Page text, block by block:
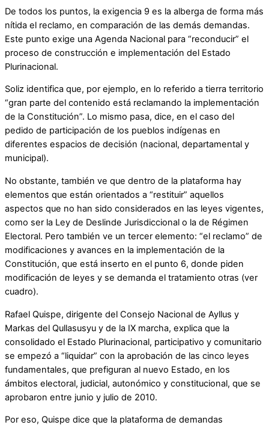
De todos los puntos, la exigencia 9 es la alberga de forma más
nítida el reclamo, en comparación de las demás demandas.
Este punto exige una Agenda Nacional para “reconducir” el
proceso de construcción e implementación del Estado
Plurinacional.
Soliz identifica que, por ejemplo, en lo referido a tierra territorio
“gran parte del contenido está reclamando la implementación
de la Constitución”. Lo mismo pasa, dice, en el caso del
pedido de participación de los pueblos indígenas en
diferentes espacios de decisión (nacional, departamental y
municipal).
No obstante, también ve que dentro de la plataforma hay
elementos que están orientados a “restituir” aquellos
aspectos que no han sido considerados en las leyes vigentes,
como ser la Ley de Deslinde Jurisdiccional o la de Régimen
Electoral. Pero también ve un tercer elemento: “el reclamo” de
modificaciones y avances en la implementación de la
Constitución, que está inserto en el punto 6, donde piden
modificación de leyes y se demanda el tratamiento otras (ver
cuadro).
Rafael Quispe, dirigente del Consejo Nacional de Ayllus y
Markas del Qullasusyu y de la IX marcha, explica que la
consolidado el Estado Plurinacional, participativo y comunitario
se empezó a “liquidar” con la aprobación de las cinco leyes
fundamentales, que prefiguran al nuevo Estado, en los
ámbitos electoral, judicial, autonómico y constitucional, que se
aprobaron entre junio y julio de 2010.
Por eso, Quispe dice que la plataforma de demandas